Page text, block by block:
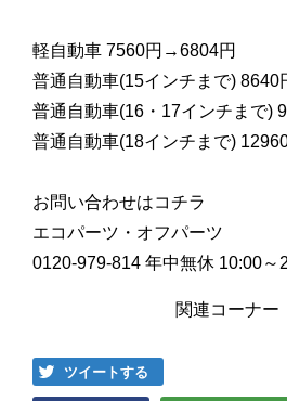
軽自動車 7560円→6804円
普通自動車(15インチまで)
普通自動車(16・17インチまで)
普通自動車(18インチまで)
お問い合わせはコチラ
エコパーツ・オフパーツ
0120-979-814 年中無休 10:00～
関連コーナー
ツイートする